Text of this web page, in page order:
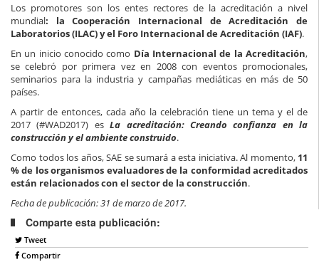
Los promotores son los entes rectores de la acreditación a nivel
mundial: la Cooperación Internacional de Acreditación de
Laboratorios (ILAC) y el Foro Internacional de Acreditación (IAF).
En un inicio conocido como Día Internacional de la Acreditación,
se celebró por primera vez en 2008 con eventos promocionales,
seminarios para la industria y campañas mediáticas en más de 50
países.
A partir de entonces, cada año la celebración tiene un tema y el de
2017 (#WAD2017) esLa acreditación: Creando confianza en la
construcción y el ambiente construido.
Como todos los años, SAE se sumará a esta iniciativa. Al momento, 11
% de los organismos evaluadores de la conformidad acreditados
están relacionados con el sector de la construcción.
Fecha de publicación: 31 de marzo de 2017.
Comparte esta publicación:
Tweet
Compartir